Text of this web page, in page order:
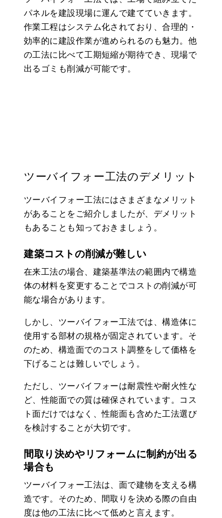
パネルを建設現場に運んで建てていきます。
作業工程はシステム化されており、合理的・
効率的に建設作業が進められるのも魅力。他
の工法に比べて工期短縮が期待でき、現場で
出るゴミも削減が可能です。
ツーバイフォー工法のデメリット
ツーバイフォー工法にはさまざまなメリット
があることをご紹介しましたが、デメリット
もあることも知っておきましょう。
建築コストの削減が難しい
在来工法の場合、建築基準法の範囲内で構造
体の材料を変更することでコストの削減が可
能な場合があります。
しかし、ツーバイフォー工法では、構造体に
使用する部材の規格が固定されています。そ
のため、構造面でのコスト調整をして価格を
下げることは難しいでしょう。
ただし、ツーバイフォーは耐震性や耐火性な
ど、性能面での質は確保されています。コス
ト面だけではなく、性能面も含めた工法選び
を検討することが大切です。
間取り決めやリフォームに制約が出る
場合も
ツーバイフォー工法は、面で建物を支える構
造です。そのため、間取りを決める際の自由
度は他の工法に比べて低めと言えます。